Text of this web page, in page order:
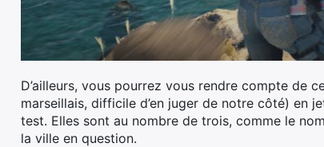
D’ailleurs, vous pourrez vous rendre compte de
marseillais, difficile d’en juger de notre côté) en
test. Elles sont au nombre de trois, comme le
la ville en question.